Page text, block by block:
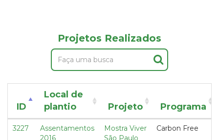
Projetos Realizados
ID
Local de
plantio
Projeto Programa
3227
Assentamentos
2016
Mostra Viver
São Paulo
Carbon Free